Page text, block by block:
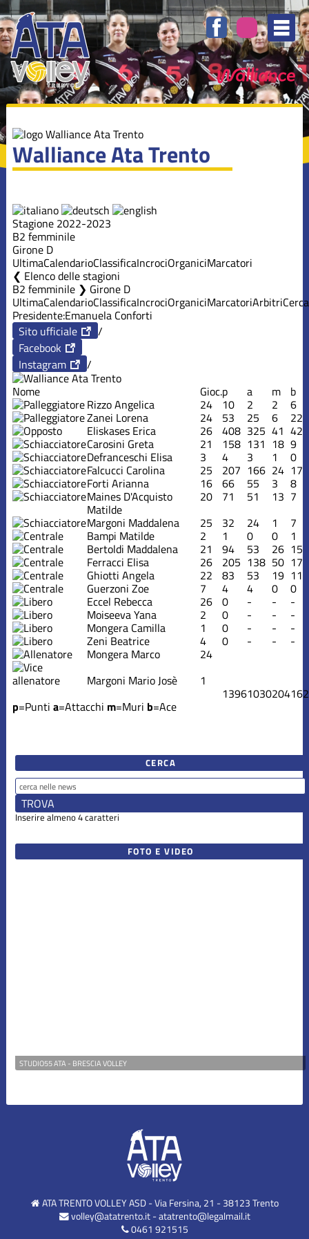
Walliance Ata Trento
Stagione 2022-2023
B2 femminile
Girone D
UltimaCalendarioClassificaIncrociOrganiciMarcatori
Elenco delle stagioni
B2 femminile ❯ Girone D
UltimaCalendarioClassificaIncrociOrganiciMarcatoriArbitriCerca
Presidente:Emanuela Conforti
Sito ufficiale
/
Facebook
Instagram
/
Nome
Gioc.p a m b
Rizzo Angelica 24 10 2 2 6
Zanei Lorena 24 53 25 6 22
Eliskases Erica 26 408 325 41 42
Carosini Greta 21 158 131 18 9
Defranceschi Elisa 3 4 3 1 0
Falcucci Carolina 25 207 166 24 17
Forti Arianna 16 66 55 3 8
Maines D'Acquisto
Matilde
20 71 51 13 7
Margoni Maddalena
25 32 24 1 7
Bampi Matilde 2 1 0 0 1
Bertoldi Maddalena 21 94 53 26 15
Ferracci Elisa 26 205 138 50 17
Ghiotti Angela 22 83 53 19 11
Guerzoni Zoe 7 4 4 0 0
Eccel Rebecca 26 0 - - -
Moiseeva Yana 2 0 - - -
Mongera Camilla 1 0 - - -
Zeni Beatrice 4 0 - - -
Mongera Marco
24
Margoni Mario Josè
1
13961030204162
p=Punti a=Attacchi m=Muri b=Ace
CERCA
Inserire almeno 4 caratteri
FOTO E VIDEO
STUDIO55 ATA - BRESCIA VOLLEY
ATA TRENTO VOLLEY ASD - Via Fersina, 21 - 38123 Trento
volley@atatrento.it-atatrento@legalmail.it
0461 921515